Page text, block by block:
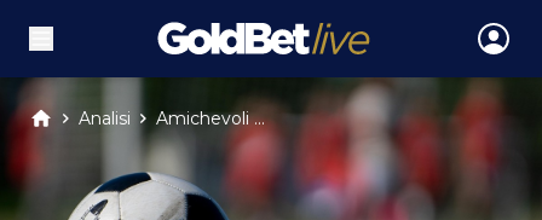
Analisi Amichevoli ...